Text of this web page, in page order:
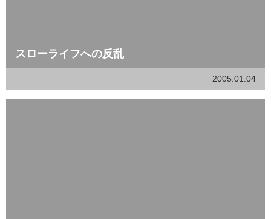
スローライフへの反乱
2005.01.04